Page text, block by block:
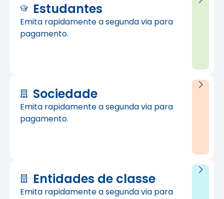
Estudantes
Emita rapidamente a segunda via para
pagamento.
Sociedade
Emita rapidamente a segunda via para
pagamento.
Entidades de classe
Emita rapidamente a segunda via para